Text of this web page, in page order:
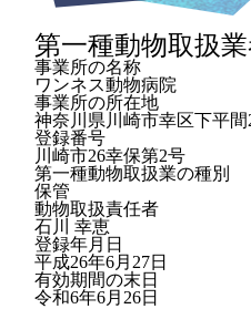
第一種動物取扱
事業所の名称
ワンネス動物病院
事業所の所在地
神奈川県川崎市幸区下平
登録番号
川崎市26幸保第2号
第一種動物取扱業の種別
保管
動物取扱責任者
石川 幸恵
登録年月日
平成26年6月27日
有効期間の末日
令和6年6月26日